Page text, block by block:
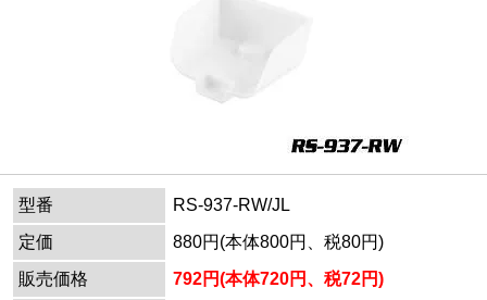
型番
RS-937-RW/JL
定価
880円(本体800円、税80円)
販売価格
792円(本体720円、税72円)